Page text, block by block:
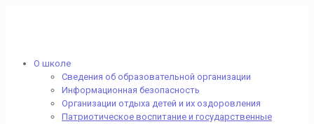
О школе
Сведения об образовательной организации
Информационная безопасность
Организации отдыха детей и их оздоровления
Патриотическое воспитание и государственные